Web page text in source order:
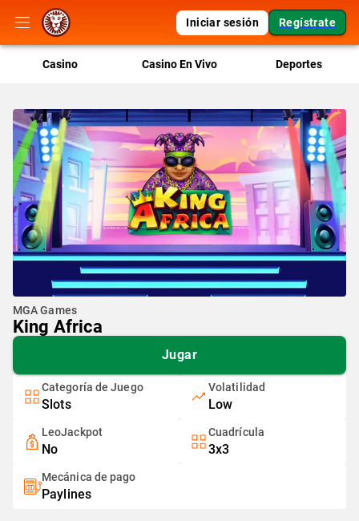
Iniciar sesión Regístrate
Casino Casino En Vivo Deportes
MGA Games
King Africa
Jugar
Categoría de Juego
Slots
Volatilidad
Low
LeoJackpot
No
Cuadrícula
3x3
Mecánica de pago
Paylines